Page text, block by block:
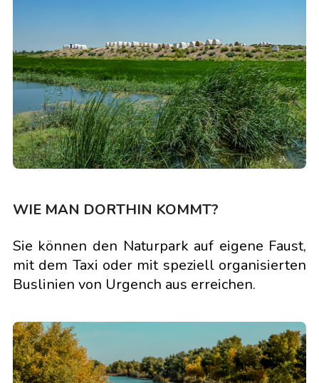
WIE MAN DORTHIN KOMMT?
Sie können den Naturpark auf eigene Faust,
mit dem Taxi oder mit speziell organisierten
Buslinien von Urgench aus erreichen.